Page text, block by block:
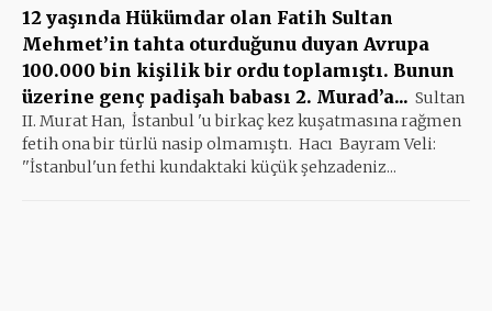
12 yaşında Hükümdar olan Fatih Sultan
Mehmet’in tahta oturduğunu duyan Avrupa
100.000 bin kişilik bir ordu toplamıştı. Bunun
üzerine genç padişah babası 2. Murad’a... Sultan
II. Murat Han, İstanbul 'u birkaç kez kuşatmasına rağmen
fetih ona bir türlü nasip olmamıştı. Hacı Bayram Veli:
''İstanbul'un fethi kundaktaki küçük şehzadeniz...